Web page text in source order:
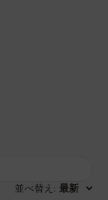
並べ替え : 最新